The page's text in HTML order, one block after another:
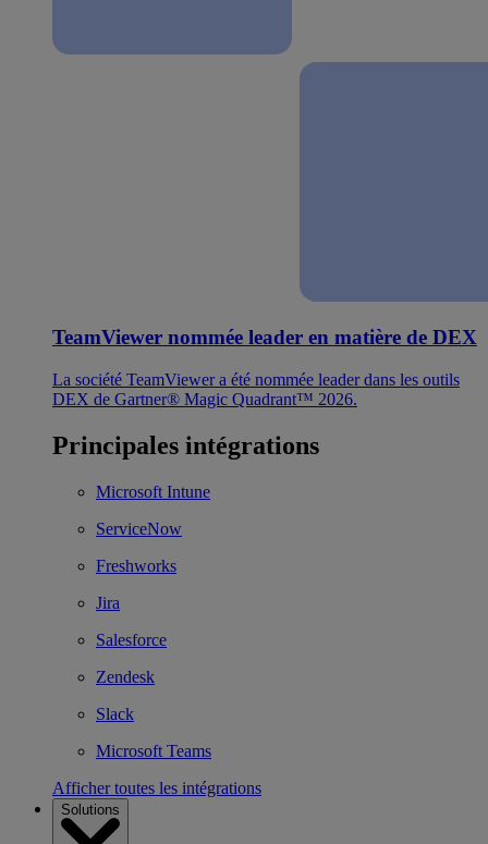
TeamViewer nommée leader en matière de DEX
La société TeamViewer a été nommée leader dans les outils
DEX de Gartner® Magic Quadrant™ 2026.
Principales intégrations
Microsoft Intune
ServiceNow
Freshworks
Jira
Salesforce
Zendesk
Slack
Microsoft Teams
Afficher toutes les intégrations
Solutions